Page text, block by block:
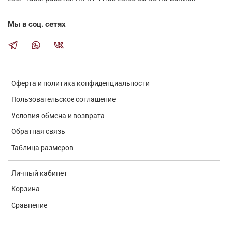
Оферта и политика конфиденциальности
Пользовательское соглашение
Условия обмена и возврата
Обратная связь
Таблица размеров
Личный кабинет
Корзина
Сравнение
Мы в соц. сетях